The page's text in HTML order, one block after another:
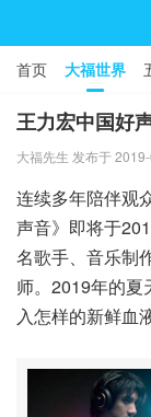
首页 大福世界
王力宏中国好
大福先生 发布于
连续多年陪伴观
声音》即将于
名歌手、音乐制
师。2019年的夏
入怎样的新鲜血